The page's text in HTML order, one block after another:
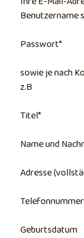
Benutzername
Passwort*
sowie je nach
z.B
Titel*
Name und
Adresse
Telefonnummer
Geburtsdatum